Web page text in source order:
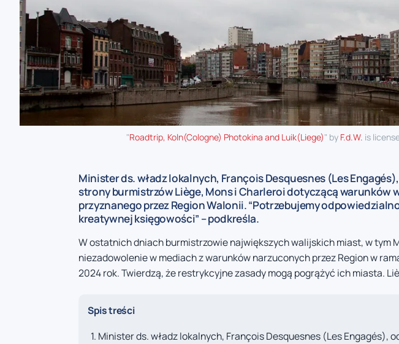
"Roadtrip, Koln(Cologne) Photokina and Luik(Liege)" by F.d.W. is
Minister ds. władz lokalnych, François Desquesnes (Les
strony burmistrzów Liège, Mons i Charleroi dotyczącą warunków
przyznanego przez Region Walonii. “Potrzebujemy
kreatywnej księgowości” – podkreśla.
W ostatnich dniach burmistrzowie największych walijskich miast, w tym
niezadowolenie w mediach z warunków narzuconych przez Region w
2024 rok. Twierdzą, że restrykcyjne zasady mogą pogrążyć ich miasta.
Spis treści
Minister ds. władz lokalnych, François Desquesnes (Les Engagés),